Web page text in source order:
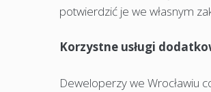
potwierdzić je we własnym
Korzystne usługi
Deweloperzy we Wrocławiu